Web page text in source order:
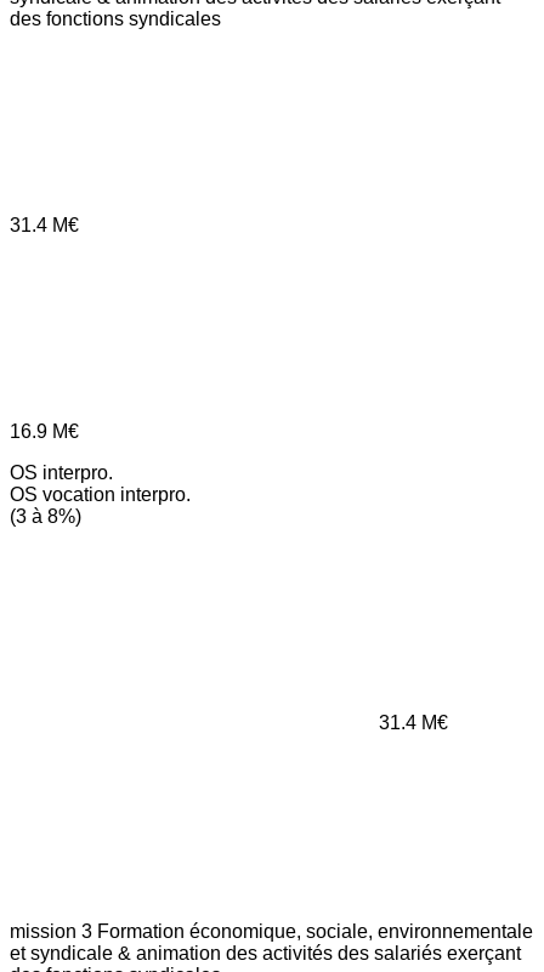
des fonctions syndicales
31.4 M€
16.9 M€
OS interpro.
OS vocation interpro.
(3 à 8%)
31.4 M€
mission 3 Formation économique, sociale, environnementale
et syndicale & animation des activités des salariés exerçant